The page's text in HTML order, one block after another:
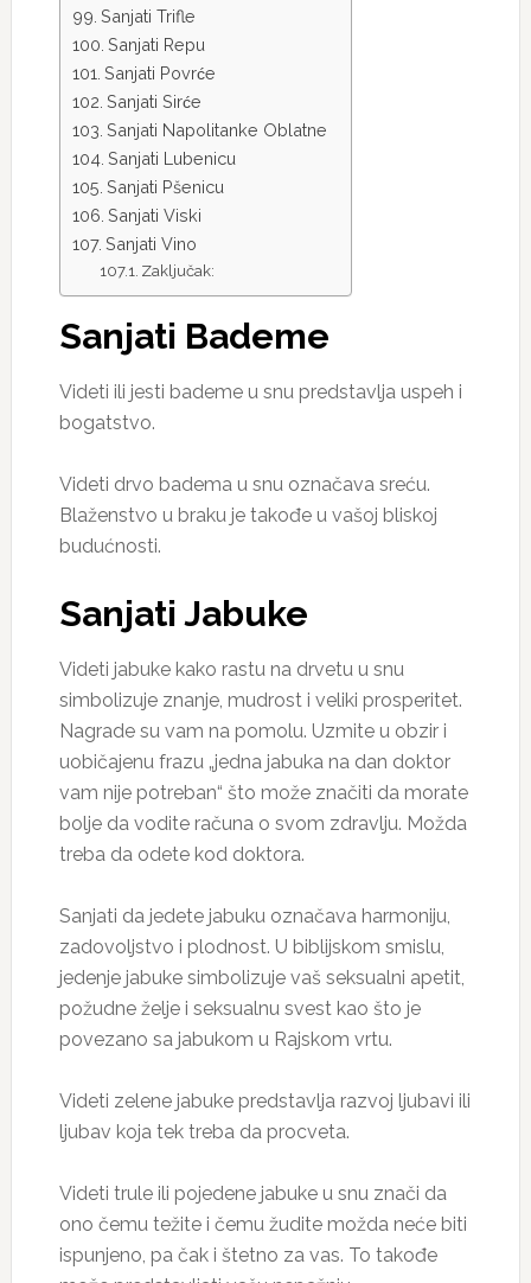
Sanjati Trifle
Sanjati Repu
Sanjati Povrće
Sanjati Sirće
Sanjati Napolitanke Oblatne
Sanjati Lubenicu
Sanjati Pšenicu
Sanjati Viski
Sanjati Vino
Zaključak:
Sanjati Bademe
Videti ili jesti bademe u snu predstavlja uspeh i
bogatstvo.
Videti drvo badema u snu označava sreću.
Blaženstvo u braku je takođe u vašoj bliskoj
budućnosti.
Sanjati Jabuke
Videti jabuke kako rastu na drvetu u snu
simbolizuje znanje, mudrost i veliki prosperitet.
Nagrade su vam na pomolu. Uzmite u obzir i
uobičajenu frazu „jedna jabuka na dan doktor
vam nije potreban“ što može značiti da morate
bolje da vodite računa o svom zdravlju. Možda
treba da odete kod doktora.
Sanjati da jedete jabuku označava harmoniju,
zadovoljstvo i plodnost. U biblijskom smislu,
jedenje jabuke simbolizuje vaš seksualni apetit,
požudne želje i seksualnu svest kao što je
povezano sa jabukom u Rajskom vrtu.
Videti zelene jabuke predstavlja razvoj ljubavi ili
ljubav koja tek treba da procveta.
Videti trule ili pojedene jabuke u snu znači da
ono čemu težite i čemu žudite možda neće biti
ispunjeno, pa čak i štetno za vas. To takođe